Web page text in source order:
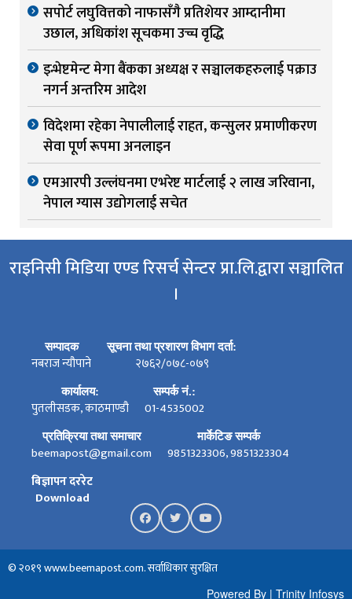
सपोर्ट लघुवित्तको नाफासँगै प्रतिशेयर आम्दानीमा
उछाल, अधिकांश सूचकमा उच्च वृद्धि
इन्भेष्टमेन्ट मेगा बैंकका अध्यक्ष र सञ्चालकहरुलाई पक्राउ
नगर्न अन्तरिम आदेश
विदेशमा रहेका नेपालीलाई राहत, कन्सुलर प्रमाणीकरण
सेवा पूर्ण रूपमा अनलाइन
एमआरपी उल्लंघनमा एभरेष्ट मार्टलाई २ लाख जरिवाना,
नेपाल ग्यास उद्योगलाई सचेत
राइनिसी मिडिया एण्ड रिसर्च सेन्टर प्रा.लि.द्वारा सञ्चालित
।
सम्पादक
नबराज न्यौपाने
सूचना तथा प्रशारण विभाग दर्ता:
२७६२/०७८-०७९
कार्यालय:
पुतलीसडक, काठमाण्डौ
सम्पर्क नं.:
01-4535002
प्रतिक्रिया तथा समाचार
beemapost@gmail.com
मार्केटिङ सम्पर्क
9851323306, 9851323304
बिज्ञापन दररेट
Download
© २०१९ www.beemapost.com. सर्वाधिकार सुरक्षित
Powered By | Trinity Infosys